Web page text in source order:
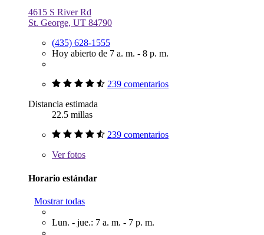
4615 S River Rd
St. George, UT 84790
(435) 628-1555
Hoy abierto de 7 a. m. - 8 p. m.
239 comentarios
Distancia estimada
22.5 millas
239 comentarios
Verfotos
Horario estándar
Mostrar todas
Lun. - jue.: 7 a. m. - 7 p. m.